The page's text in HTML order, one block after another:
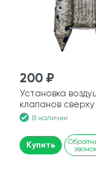
200 ₽
Установка
клапанов
В наличии
Купить